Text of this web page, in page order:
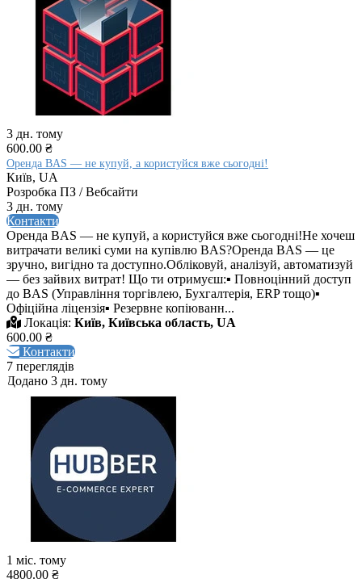
3 дн. тому
600.00 ₴
Оренда BAS — не купуй, а користуйся вже сьогодні!
Київ, UA
Розробка ПЗ / Вебсайти
3 дн. тому
Контакти
Оренда BAS — не купуй, а користуйся вже сьогодні!Не хочеш
витрачати великі суми на купівлю BAS?Оренда BAS — це
зручно, вигідно та доступно.Обліковуй, аналізуй, автоматизуй
— без зайвих витрат! Що ти отримуєш:▪ Повноцінний доступ
до BAS (Управління торгівлею, Бухгалтерія, ERP тощо)▪
Офіційна ліцензія▪ Резервне копіюванн...
Локація: Київ, Київська область, UA
600.00 ₴
Контакти
7 переглядів
Додано 3 дн. тому
1 міс. тому
4800.00 ₴